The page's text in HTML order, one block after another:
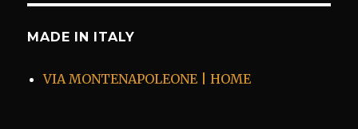
MADE IN ITALY
VIA MONTENAPOLEONE | HOME